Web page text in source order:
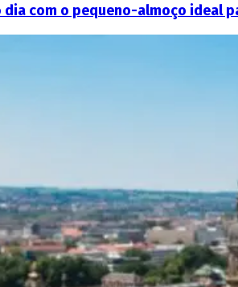
dia com o pequeno-almoço ideal